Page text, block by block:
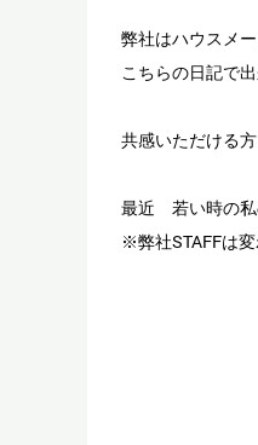
弊社はハウスメ
こちらの日記で
共感いただける
最近 若い時の私
※弊社STAFFは